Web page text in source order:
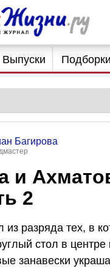
Выпуски Подборки
Багирова
и
2
из разряда тех, в
стол в
занавески